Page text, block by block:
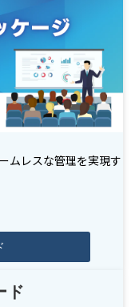
ムレスな管理を実現す
ド